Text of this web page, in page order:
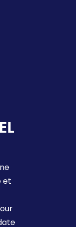
et